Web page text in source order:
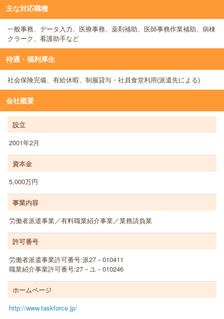
主な対応職種
一般事務、データ入力、医療事務、薬剤補助、医師事務作業補助、病棟
クラーク、看護助手など
待遇・福利厚生
社会保険完備、有給休暇、制服貸与・社員食堂利用(派遣先による)
会社概要
設立
2001年2月
資本金
5,000万円
事業内容
労働者派遣事業／有料職業紹介事業／業務請負業
許可番号
労働者派遣事業許可番号:派27－010411
職業紹介事業許可番号:27－ユ－010246
ホームページ
http://www.taskforce.jp/